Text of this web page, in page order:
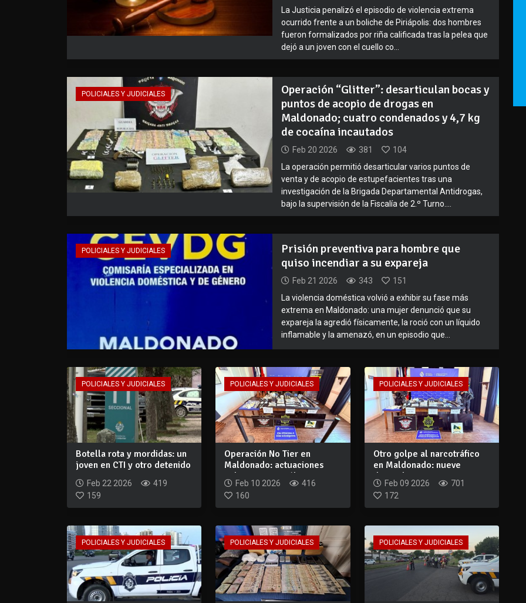
La Justicia penalizó el episodio de violencia extrema
ocurrido frente a un boliche de Piriápolis: dos hombres
fueron formalizados por riña calificada tras la pelea que
dejó a un joven con el cuello co...
POLICIALES Y JUDICIALES
Operación “Glitter”: desarticulan bocas y
puntos de acopio de drogas en
Maldonado; cuatro condenados y 4,7 kg
de cocaína incautados
Feb 20 2026 381
104
La operación permitió desarticular varios puntos de
venta y de acopio de estupefacientes tras una
investigación de la Brigada Departamental Antidrogas,
bajo la supervisión de la Fiscalía de 2.º Turno....
POLICIALES Y JUDICIALES
Prisión preventiva para hombre que
quiso incendiar a su expareja
Feb 21 2026 343
151
La violencia doméstica volvió a exhibir su fase más
extrema en Maldonado: una mujer denunció que su
expareja la agredió físicamente, la roció con un líquido
inflamable y la amenazó, en un episodio que...
POLICIALES Y JUDICIALES
Botella rota y mordidas: un
joven en CTI y otro detenido
Feb 22 2026
419
159
POLICIALES Y JUDICIALES
Operación No Tier en
Maldonado: actuaciones
culminan con múl...
Feb 10 2026
416
160
POLICIALES Y JUDICIALES
Otro golpe al narcotráfico
en Maldonado: nueve
detenidos y a...
Feb 09 2026
701
172
POLICIALES Y JUDICIALES POLICIALES Y JUDICIALES POLICIALES Y JUDICIALES